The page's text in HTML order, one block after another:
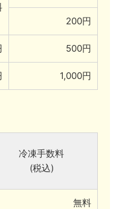
200円
500円
1,000円
冷凍手数料
(税込)
無料